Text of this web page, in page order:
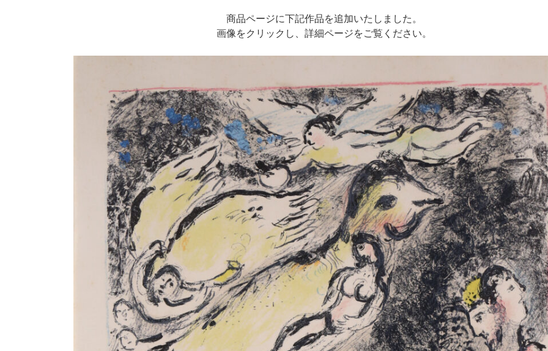
商品ページに下記作品を追加いたしました。
画像をクリックし、詳細ページをご覧ください。